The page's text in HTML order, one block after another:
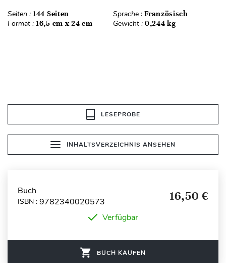
Seiten : 144 Seiten Sprache : Französisch
Format : 16,5 cm x 24 cm Gewicht : 0,244 kg
LESEPROBE
INHALTSVERZEICHNIS ANSEHEN
Buch
ISBN : 9782340020573 16,50 €
Verfügbar
BUCH KAUFEN